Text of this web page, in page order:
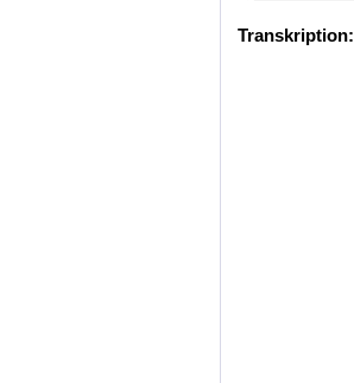
Transkription: